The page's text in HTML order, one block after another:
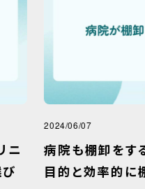
ニ
2024/06/07
病院も棚卸をす
目的と効率的に